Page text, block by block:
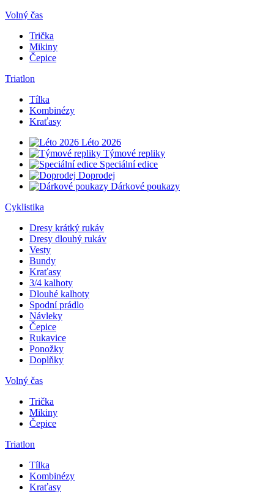
Volný čas
Trička
Mikiny
Čepice
Triatlon
Tílka
Kombinézy
Kraťasy
Léto 2026
Týmové repliky
Speciální edice
Doprodej
Dárkové poukazy
Cyklistika
Dresy krátký rukáv
Dresy dlouhý rukáv
Vesty
Bundy
Kraťasy
3/4 kalhoty
Dlouhé kalhoty
Spodní prádlo
Návleky
Čepice
Rukavice
Ponožky
Doplňky
Volný čas
Trička
Mikiny
Čepice
Triatlon
Tílka
Kombinézy
Kraťasy